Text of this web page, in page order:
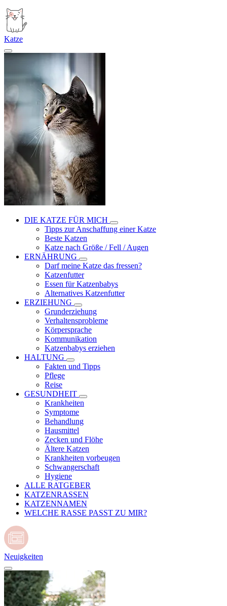
Katze
DIE KATZE FÜR MICH
Tipps zur Anschaffung einer Katze
Beste Katzen
Katze nach Größe / Fell / Augen
ERNÄHRUNG
Darf meine Katze das fressen?
Katzenfutter
Essen für Katzenbabys
Alternatives Katzenfutter
ERZIEHUNG
Grunderziehung
Verhaltensprobleme
Körpersprache
Kommunikation
Katzenbabys erziehen
HALTUNG
Fakten und Tipps
Pflege
Reise
GESUNDHEIT
Krankheiten
Symptome
Behandlung
Hausmittel
Zecken und Flöhe
Ältere Katzen
Krankheiten vorbeugen
Schwangerschaft
Hygiene
ALLE RATGEBER
KATZENRASSEN
KATZENNAMEN
WELCHE RASSE PASST ZU MIR?
Neuigkeiten